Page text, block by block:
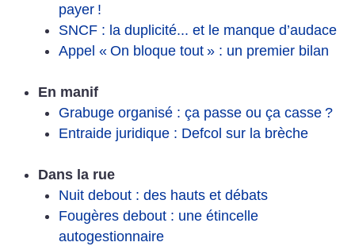
payer !
SNCF : la duplicité... et le manque d’audace
Appel « On bloque tout » : un premier bilan
En manif
Grabuge organisé : ça passe ou ça casse ?
Entraide juridique : Defcol sur la brèche
Dans la rue
Nuit debout : des hauts et débats
Fougères debout : une étincelle
autogestionnaire